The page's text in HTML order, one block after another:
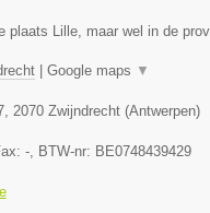
plaats Lille, maar wel in de
| Google maps ▼
, 2070 Zwijndrecht(Antwerpen)
-, BTW-nr: BE0748439429